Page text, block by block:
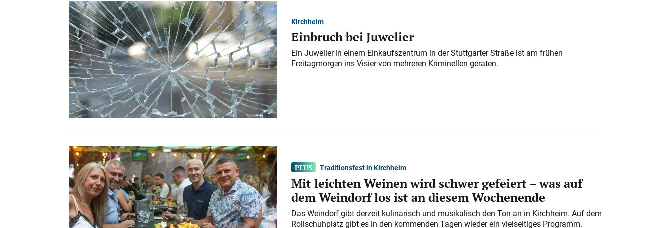
Kirchheim
Einbruch bei Juwelier
Ein Juwelier in einem Einkaufszentrum in der Stuttgarter Straße ist am frühen
Freitagmorgen ins Visier von mehreren Kriminellen geraten.
Traditionsfest in Kirchheim
Mit leichten Weinen wird schwer gefeiert – was auf
dem Weindorf los ist an diesem Wochenende
Das Weindorf gibt derzeit kulinarisch und musikalisch den Ton an in Kirchheim. Auf dem
Rollschuhplatz gibt es in den kommenden Tagen wieder ein vielseitiges Programm.